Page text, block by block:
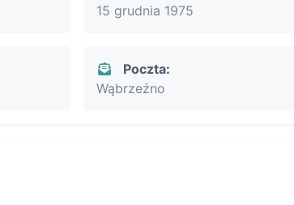
15 grudnia 1975
Poczta:
Wąbrzeźno